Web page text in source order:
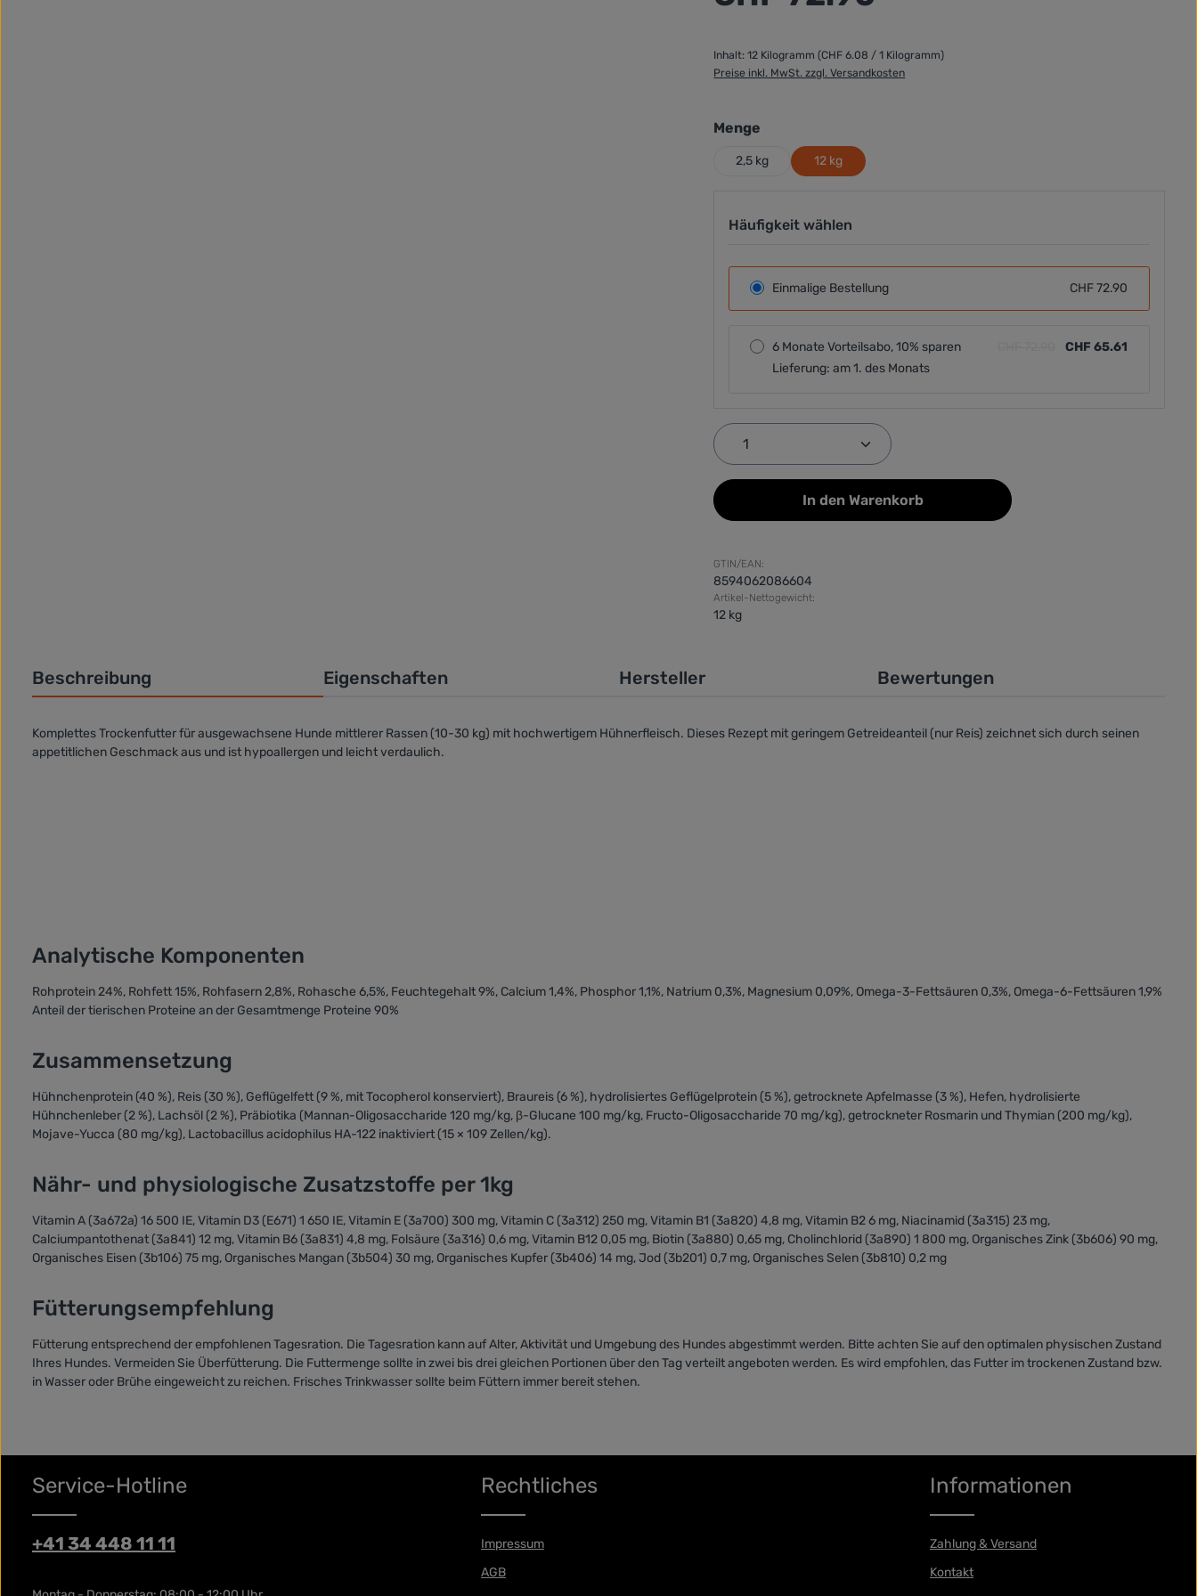
Inhalt:12 Kilogramm(CHF 6.08 / 1 Kilogramm)
Preise inkl. MwSt. zzgl. Versandkosten
Menge
2,5 kg 12 kg
Häufigkeit wählen
Einmalige Bestellung CHF 72.90
6 Monate Vorteilsabo, 10% sparen
CHF 65.61
Lieferung: am 1. des Monats
Produkt Anzahl: Gib den gewünschten Wert ein
In den Warenkorb
GTIN/EAN:
8594062086604
Artikel-Nettogewicht:
12 kg
Beschreibung Eigenschaften Hersteller Bewertungen
Komplettes Trockenfutter fürausgewachsene Hunde mittlerer Rassen (10-30 kg) mit hochwertigem Hühnerfleisch. Dieses Rezept mit geringem Getreideanteil (nur Reis) zeichnet sich durch seinen
appetitlichen Geschmack aus und ist hypoallergen und leicht verdaulich.
Analytische Komponenten
Rohprotein 24%, Rohfett 15%, Rohfasern 2,8%, Rohasche 6,5%, Feuchtegehalt 9%, Calcium 1,4%, Phosphor 1,1%, Natrium 0,3%, Magnesium 0,09%, Omega-3-Fettsäuren 0,3%, Omega-6-Fettsäuren 1,9%
Anteil der tierischen Proteine an der Gesamtmenge Proteine 90%
Zusammensetzung
Hühnchenprotein (40 %), Reis (30 %), Geflügelfett (9 %, mit Tocopherol konserviert), Braureis (6 %), hydrolisiertes Geflügelprotein (5 %), getrocknete Apfelmasse (3 %), Hefen, hydrolisierte
Hühnchenleber (2 %), Lachsöl (2 %), Präbiotika (Mannan-Oligosaccharide 120 mg/kg, β-Glucane 100 mg/kg, Fructo-Oligosaccharide 70 mg/kg), getrockneter Rosmarin und Thymian (200 mg/kg),
Mojave-Yucca (80 mg/kg), Lactobacillus acidophilus HA-122 inaktiviert (15 × 109 Zellen/kg).
Nähr- und physiologische Zusatzstoffe per 1kg
Vitamin A (3a672a) 16 500 IE, Vitamin D3 (E671) 1 650 IE, Vitamin E (3a700) 300 mg, Vitamin C (3a312) 250 mg, Vitamin B1 (3a820) 4,8 mg, Vitamin B2 6 mg, Niacinamid (3a315) 23 mg,
Calciumpantothenat (3a841) 12 mg, Vitamin B6 (3a831) 4,8 mg, Folsäure (3a316) 0,6 mg, Vitamin B12 0,05 mg, Biotin (3a880) 0,65 mg, Cholinchlorid (3a890) 1 800 mg, Organisches Zink (3b606) 90 mg,
Organisches Eisen (3b106) 75 mg, Organisches Mangan (3b504) 30 mg, Organisches Kupfer (3b406) 14 mg, Jod (3b201) 0,7 mg, Organisches Selen (3b810) 0,2 mg
Fütterungsempfehlung
Fütterung entsprechend der empfohlenen Tagesration. Die Tagesration kann auf Alter, Aktivität und Umgebung des Hundes abgestimmt werden. Bitte achten Sie auf den optimalen physischen Zustand
Ihres Hundes. Vermeiden Sie Überfütterung. Die Futtermenge sollte in zwei bis drei gleichen Portionen über den Tag verteilt angeboten werden. Es wird empfohlen, das Futter im trockenen Zustand bzw.
in Wasser oder Brühe eingeweicht zu reichen. Frisches Trinkwasser sollte beim Füttern immer bereit stehen.
Service-Hotline
+41 34 448 11 11
Rechtliches
Impressum
AGB
Informationen
Zahlung & Versand
Kontakt